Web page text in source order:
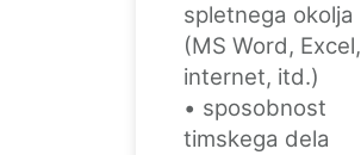
spletnega okolja
(MS Word, Excel,
internet, itd.)
• sposobnost
timskega dela